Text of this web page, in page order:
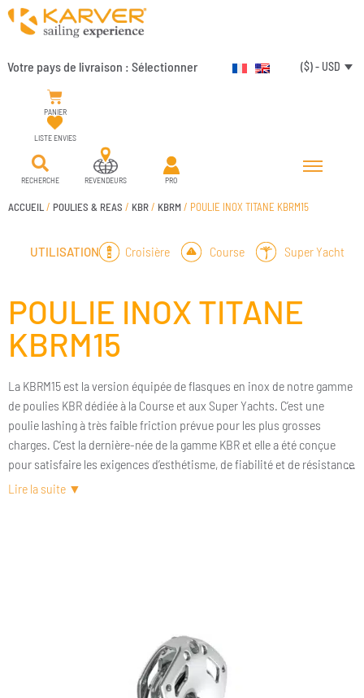
Votre pays de livraison : Sélectionner ($) - USD
PANIER
LISTE ENVIES
RECHERCHE REVENDEURS PRO
ACCUEIL / POULIES & REAS / KBR/ KBRM/ POULIE INOX TITANE KBRM15
UTILISATION Croisière Course Super Yacht
POULIE INOX TITANE
KBRM15
La KBRM15 est la version équipée de flasques en inox de notre gamme
de poulies KBR dédiée à la Course et aux Super Yachts. C’est une
poulie lashing à très faible friction prévue pour les plus grosses
charges. C’est la dernière-née de la gamme KBR et elle a été conçue
pour satisfaire les exigences d’esthétisme, de fiabilité et de résistance
des Super Yachts tout en étant une poulie hautes performances. Très